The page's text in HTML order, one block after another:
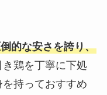
的な安さを誇り、
鶏を丁寧に下処
持っておすすめ